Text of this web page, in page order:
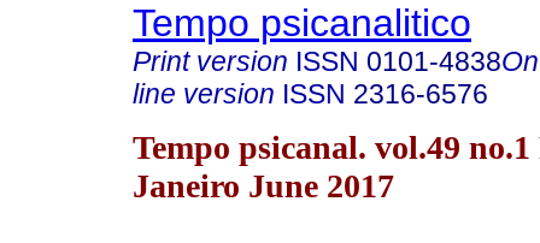
Tempo psicanalitico
Print version ISSN 0101-4838
line version ISSN 2316-6576
Tempo psicanal. vol.49 no.1
Janeiro June 2017